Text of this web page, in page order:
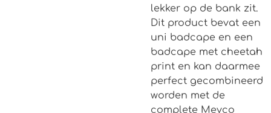
lekker op de bank zit.
Dit product bevat een
uni badcape en een
badcape met cheetah
print en kan daarmee
perfect gecombineerd
worden met de
complete Meyco